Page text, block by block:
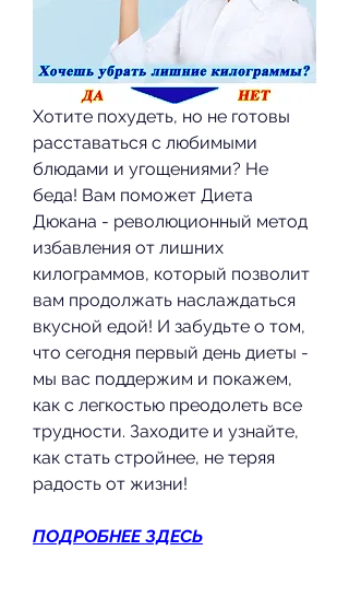
Хотите похудеть, но не готовы
расставаться с любимыми
блюдами и угощениями? Не
беда! Вам поможет Диета
Дюкана - революционный метод
избавления от лишних
килограммов, который позволит
вам продолжать наслаждаться
вкусной едой! И забудьте о том,
что сегодня первый день диеты -
мы вас поддержим и покажем,
как с легкостью преодолеть все
трудности. Заходите и узнайте,
как стать стройнее, не теряя
радость от жизни!
ПОДРОБНЕЕ ЗДЕСЬ